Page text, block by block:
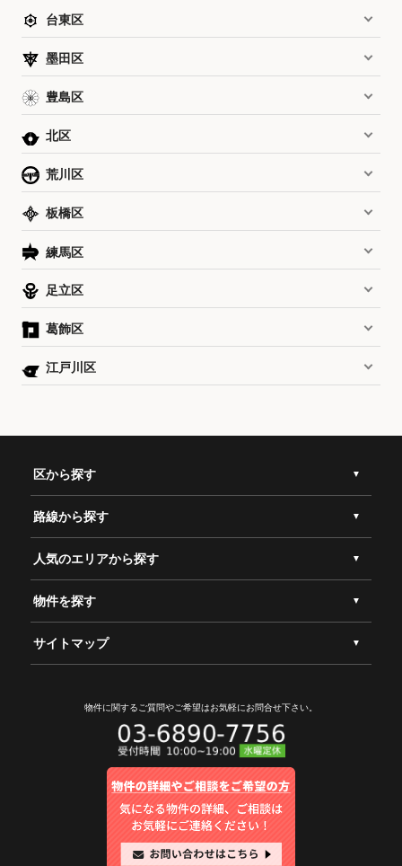
台東区
墨田区
豊島区
北区
荒川区
板橋区
練馬区
足立区
葛飾区
江戸川区
区から探す
路線から探す
人気のエリアから探す
物件を探す
サイトマップ
物件に関するご質問やご希望はお気軽にお問合せ下さい。